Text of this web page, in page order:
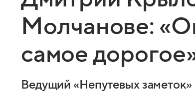
Молчанове:
самое
Ведущий «Непутевых